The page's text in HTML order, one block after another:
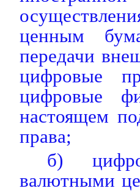
ценным
передачи
цифровые
цифровые
настоящем
права;
б)
валютными